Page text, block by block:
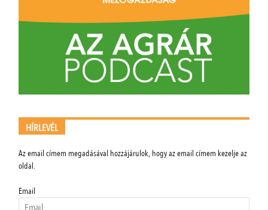
HÍRLEVÉL
Az email címem megadásával hozzájárulok, hogy az email címem kezelje az
oldal.
Email